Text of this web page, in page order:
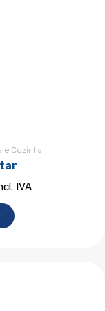
e Cozinha
IVA